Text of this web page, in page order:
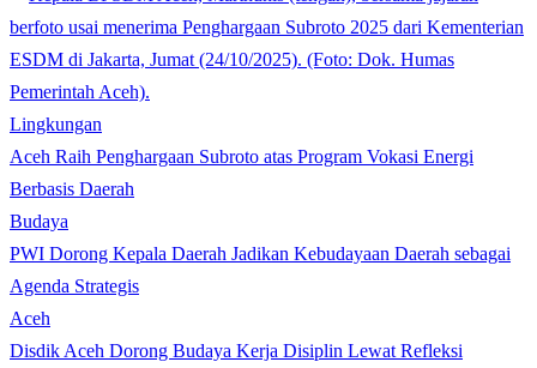
Lingkungan
Aceh Raih Penghargaan Subroto atas Program Vokasi Energi
Berbasis Daerah
Budaya
PWI Dorong Kepala Daerah Jadikan Kebudayaan Daerah sebagai
Agenda Strategis
Aceh
Disdik Aceh Dorong Budaya Kerja Disiplin Lewat Refleksi